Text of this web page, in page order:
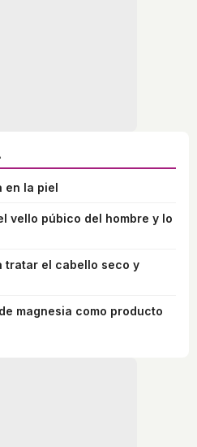
en la piel
vello púbico del hombre y lo
tratar el cabello seco y
magnesia como producto